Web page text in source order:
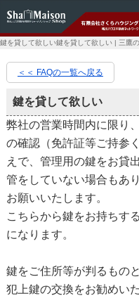
鍵を貸して欲しい鍵を貸して欲しい | 三鷹
＜＜ FAQの一覧へ戻る
鍵を貸して欲しい
弊社の営業時間内に限り
の確認（免許証等ご持参
えで、管理用の鍵をお貸
管をしていない場合もあ
お願いいたします。
こちらから鍵をお持ちす
になります。
鍵をご住所等が判るもの
犯上鍵の交換をお勧めい